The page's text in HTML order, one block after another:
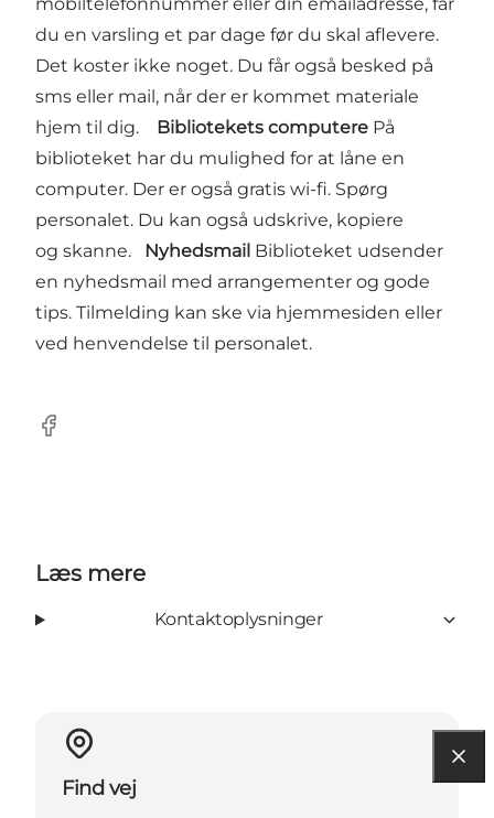
mobiltelefonnummer eller din emailadresse, får
du en varsling et par dage før du skal aflevere.
Det koster ikke noget. Du får også besked på
sms eller mail, når der er kommet materiale
hjem til dig.
Bibliotekets computere På
biblioteket har du mulighed for at låne en
computer. Der er også gratis wi-fi. Spørg
personalet. Du kan også udskrive, kopiere
og skanne.
Nyhedsmail Biblioteket udsender
en nyhedsmail med arrangementer og gode
tips. Tilmelding kan ske via hjemmesiden eller
ved henvendelse til personalet.
Facebook
Læs mere
Kontaktoplysninger
Find vej